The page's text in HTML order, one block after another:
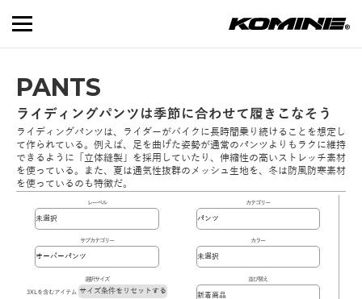
PANTS
ライディングパンツは季節に合わせて履きこなそう
ライディングパンツは、ライダーがバイクに長時間乗り続けることを想定し
て作られている。例えば、足を曲げた姿勢が通常のパンツよりもラクに維持
できるように「立体縫製」を採用していたり、伸縮性の高いストレッチ素材
を使っている。また、夏は通気性抜群のメッシュ生地を、冬は防風防寒素材
を使っているのも特徴だ。
レーベル カテゴリー
サブカテゴリー カラー
選択サイズ
3XLを含むアイテム サイズ条件をリセットする
並び替え